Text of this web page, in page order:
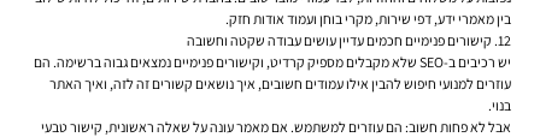
בין מאמרי ידע, דפי שירות, מקרי בוחן ועמוד אודות חזק.
12. קישורים פנימיים חכמים עדיין עושים עבודה שקטה וחשובה
יש רכיבים ב-SEO שלא מקבלים מספיק קרדיט, וקישורים פנימיים נמצאים גבוה ברשימה. הם
עוזרים למנועי חיפוש להבין אילו עמודים חשובים, איך נושאים קשורים זה לזה, ואיך האתר
בנוי.
אבל לא פחות חשוב: הם עוזרים למשתמש. אם מאמר עונה על שאלה ראשונית, קישור טבעי